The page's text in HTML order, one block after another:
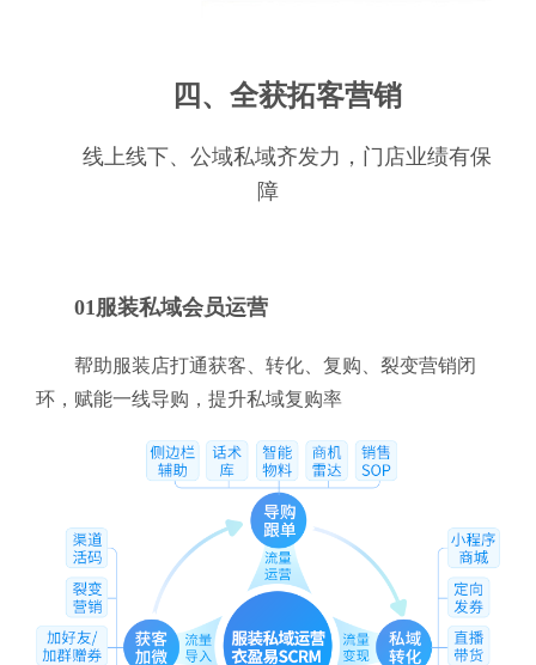
四、全获拓客营销
线上线下、公域私域齐发力，门店业绩有保
障
01服装私域会员运营
帮助服装店打通获客、转化、复购、裂变营销闭
环，赋能一线导购，提升私域复购率